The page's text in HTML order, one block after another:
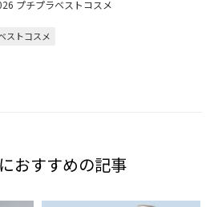
プチプラベストコスメ
ストコスメ
おすすめの記事